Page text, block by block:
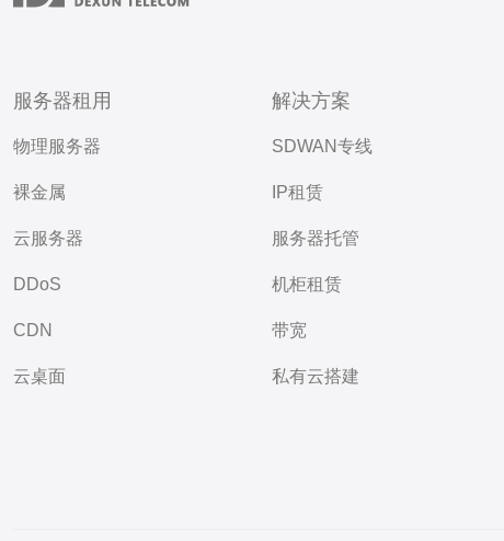
服务器租用
物理服务器
裸金属
云服务器
DDoS
CDN
云桌面
解决方案
SDWAN专线
IP租赁
服务器托管
机柜租赁
带宽
私有云搭建